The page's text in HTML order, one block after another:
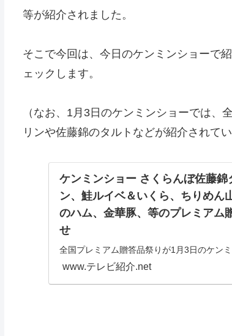
等が紹介されました。
そこで今回は、今日のケンミンショーで
ェックします。
（なお、1月3日のケンミンショーでは
リンや佐藤錦のタルトなどが紹介されてい
ケンミンショー さくらんぼ佐藤
ン、鮭ルイベ＆いくら、ちりめん
のハム、金華豚、等のプレミアム
せ
全国プレミアム贈答品祭りが1月3日のケン
ン（愛知） さくらんぼ佐藤錦タルト（山形
www.テレビ紹介.net